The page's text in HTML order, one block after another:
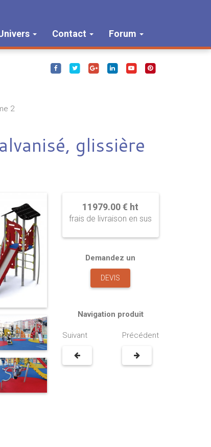
Contact Forum
2
glissière
11979.00 € ht
frais de livraison en sus
Demandez un
DEVIS
Navigation produit
Suivant Précédent